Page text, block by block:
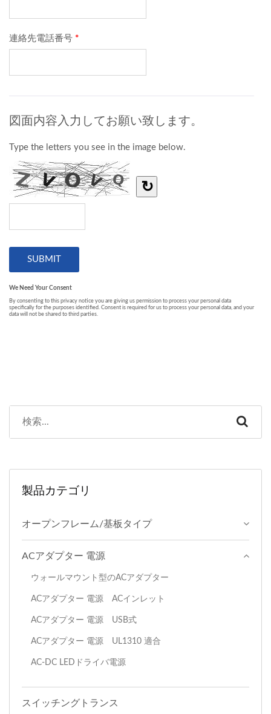
製品カテゴリ
オープンフレーム/基板タイプ
ACアダプター 電源
ウォールマウント型のACアダプター
ACアダプター 電源 ACインレット
ACアダプター 電源 USB式
ACアダプター 電源 UL1310 適合
AC-DC LEDドライバ電源
スイッチングトランス